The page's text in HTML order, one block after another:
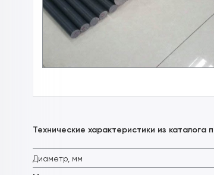
Технические характеристики из каталога
Диаметр, мм